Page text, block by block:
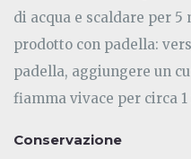
di acqua e scaldare per 5
prodotto con padella:
padella, aggiungere un
fiamma vivace per circa 1
Conservazione